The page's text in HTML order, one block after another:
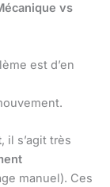
vs
est d’en
, il s’agit très
manuel). Ces